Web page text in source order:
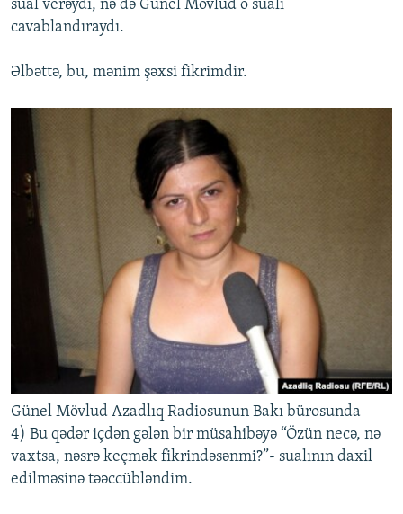
sual verəydi, nə də Günel Mövlud o sualı
cavablandıraydı.
Əlbəttə, bu, mənim şəxsi fikrimdir.
Günel Mövlud Azadlıq Radiosunun Bakı bürosunda
4) Bu qədər içdən gələn bir müsahibəyə “Özün necə, nə
vaxtsa, nəsrə keçmək fikrindəsənmi?”- sualının daxil
edilməsinə təəccübləndim.